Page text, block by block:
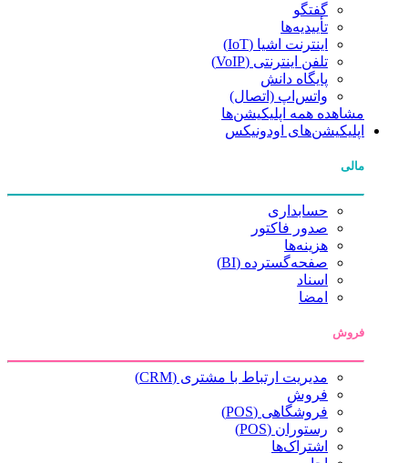
گفتگو
تأییدیه‌ها
اینترنت اشیا (IoT)
تلفن اینترنتی (VoIP)
پایگاه دانش
واتس‌اپ (اتصال)
مشاهده همه اپلیکیشن‌ها
اپلیکیشن‌های اودونیکس
مالی
حسابداری
صدور فاکتور
هزینه‌ها
صفحه‌گسترده (BI)
اسناد
امضا
فروش
مدیریت ارتباط با مشتری (CRM)
فروش
فروشگاهی (POS)
رستوران (POS)
اشتراک‌ها